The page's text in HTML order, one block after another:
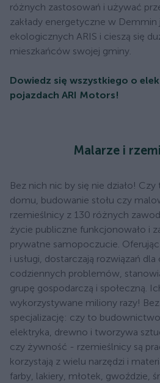
różnych zastosowań i używać
zakłady energetyczne w
ekologicznych ARIS i cieszą się
mieszkańców swojej gminy.
Dowiedz się wszystkiego o
pojazdach ARI Motors!
Malarze i
Bez nich nic by się nie działo!
domu, budowanie stołu czy
rzemieślnicy z 130 różnych
życie publiczne funkcjonowało i
prywatne samopoczucie.
i usługi, dostarczają rozwiązań
codziennych problemów,
grupę gospodarczą i społeczną.
wykorzystywane miliony razy!
specjalizację: czy to
elektryka, drewno i tworzywa
czy żywność - rzemieślnicy są
korzystają z wielu narzędzi i
farby, lakiery, młotek, gwoździe,